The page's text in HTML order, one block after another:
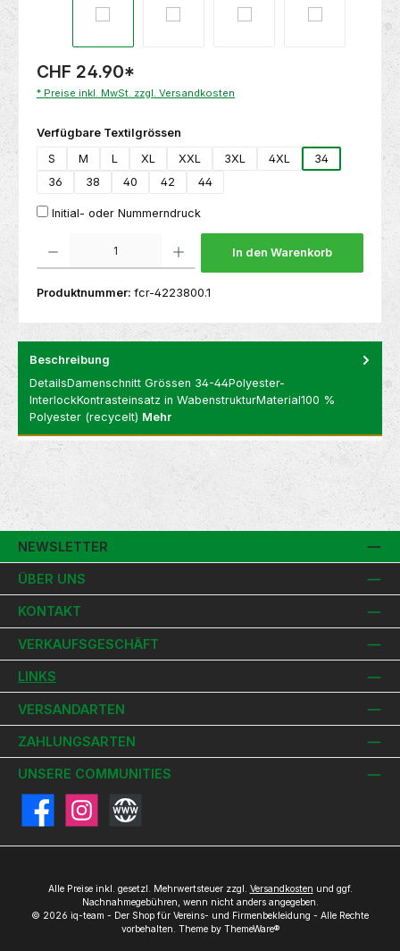
CHF 24.90*
* Preise inkl. MwSt. zzgl. Versandkosten
Verfügbare Textilgrössen
S
M L XL XXL 3XL 4XL
34
36
38 40 42 44
Initial- oder Nummerndruck
Produkt Anzahl: Gib den gewünschten Wert ein oder benutze die Schaltflächen um
In den Warenkorb
Produktnummer: fcr-4223800.1
Beschreibung
DetailsDamenschnitt Grössen 34-44Polyester-
InterlockKontrasteinsatz in WabenstrukturMaterial100 %
Polyester (recycelt) Mehr
NEWSLETTER
ÜBER UNS
KONTAKT
VERKAUFSGESCHÄFT
LINKS
VERSANDARTEN
ZAHLUNGSARTEN
UNSERE COMMUNITIES
FacebookInstagramWebsite
Alle Preise inkl. gesetzl. Mehrwertsteuer zzgl. Versandkosten und ggf.
Nachnahmegebühren, wenn nicht anders angegeben.
© 2026 iq-team - Der Shop für Vereins- und Firmenbekleidung - Alle Rechte
vorbehalten. Theme by ThemeWare®